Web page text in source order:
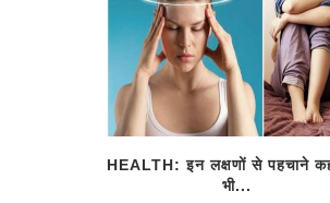
HEALTH: इन लक्षणों से पहचाने
भी...